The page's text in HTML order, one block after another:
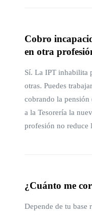
Cobro
en otra
Sí. La IPT inhabilita
otras. Puedes
cobrando la
a la Tesorería la
profesión no reduce
¿Cuánto me
Depende de tu base